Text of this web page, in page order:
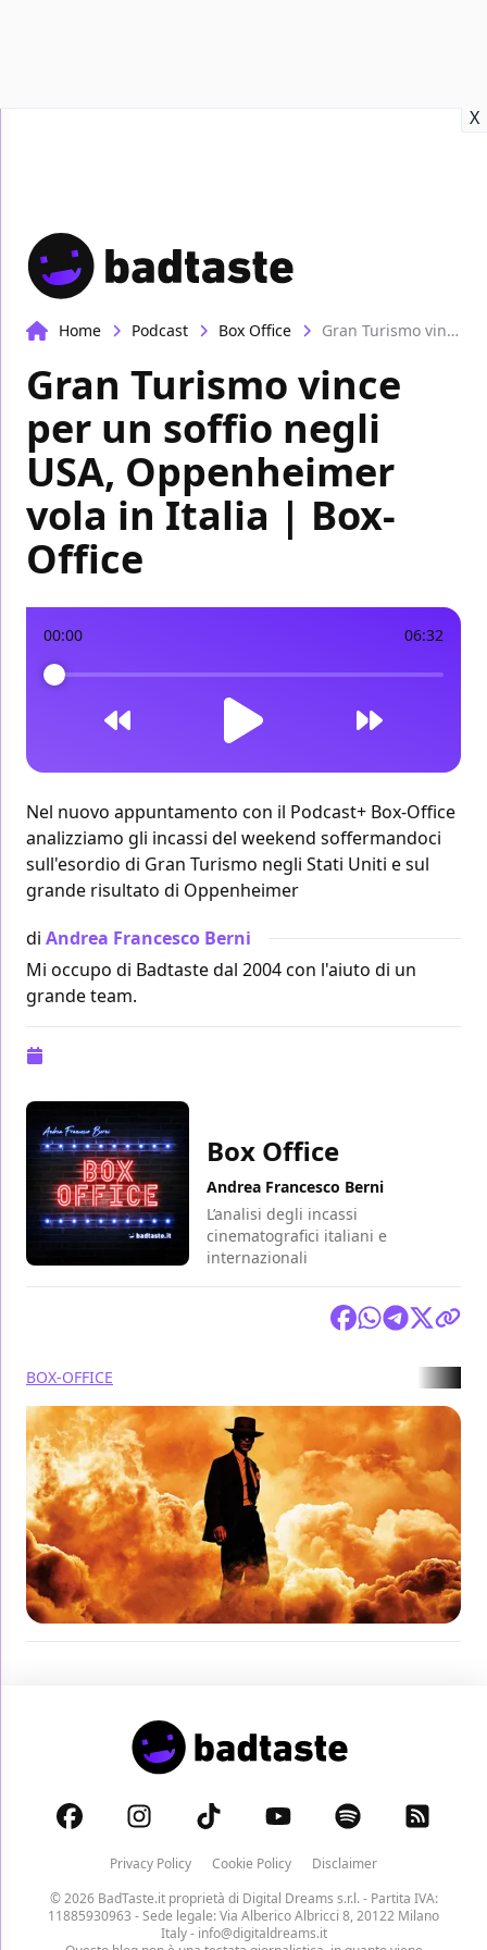
X
Home Podcast Box Office Gran Turismo vince per un soffio negli USA, Oppenheimer vola in Italia | Box-Office
Gran Turismo vince
per un soffio negli
USA, Oppenheimer
vola in Italia | Box-
Office
00:00 06:32
Nel nuovo appuntamento con il Podcast+ Box-Office
analizziamo gli incassi del weekend soffermandoci
sull'esordio di Gran Turismo negli Stati Uniti e sul
grande risultato di Oppenheimer
di Andrea Francesco Berni
Mi occupo di Badtaste dal 2004 con l'aiuto di un
grande team.
Box Office
Andrea Francesco Berni
L’analisi degli incassi
cinematografici italiani e
internazionali
BOX-OFFICE
Privacy Policy Cookie Policy
Disclaimer
© 2026 BadTaste.it proprietà di Digital Dreams s.r.l.- Partita IVA:
11885930963 - Sede legale: Via Alberico Albricci 8, 20122 Milano
Italy - info@digitaldreams.it